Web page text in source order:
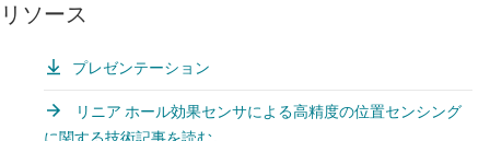
リソース
プレゼンテーション
リニア ホール効果センサによる高精度の位置センシング